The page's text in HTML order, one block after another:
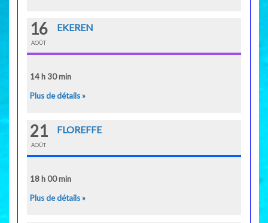
16
AOÛT
EKEREN
14 h 30 min
Plus de détails »
21
AOÛT
FLOREFFE
18 h 00 min
Plus de détails »